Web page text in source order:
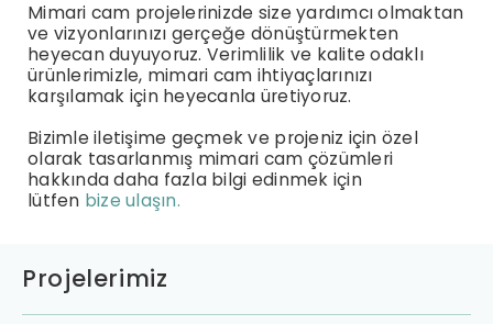
Mimari cam projelerinizde size yardımcı olmaktan
ve vizyonlarınızı gerçeğe dönüştürmekten
heyecan duyuyoruz. Verimlilik ve kalite odaklı
ürünlerimizle, mimari cam ihtiyaçlarınızı
karşılamak için heyecanla üretiyoruz.
Bizimle iletişime geçmek ve projeniz için özel
olarak tasarlanmış mimari cam çözümleri
hakkında daha fazla bilgi edinmek için
lütfen bize ulaşın.
Projelerimiz